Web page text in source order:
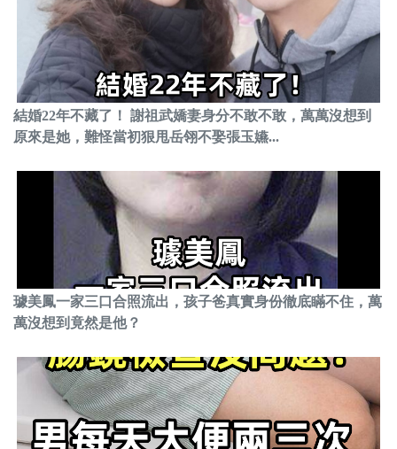
結婚22年不藏了！ 謝祖武嬌妻身分不敢不敢，萬萬沒想到
原來是她，難怪當初狠甩岳翎不娶張玉嬿...
璩美鳳一家三口合照流出，孩子爸真實身份徹底瞞不住，萬
萬沒想到竟然是他？